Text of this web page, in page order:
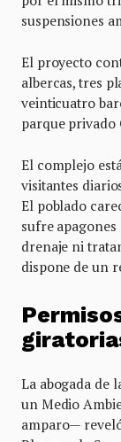
suspensiones
El proyecto
albercas, tres
veinticuatro
parque privado
El complejo
visitantes
El poblado
sufre
drenaje ni
dispone de un
La abogada de
un Medio
amparo—